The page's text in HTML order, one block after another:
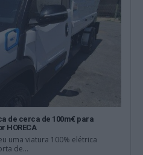
de cerca de 100m€ para
HORECA
uma viatura 100% elétrica
de...